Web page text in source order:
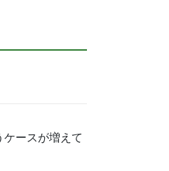
ースが増えて